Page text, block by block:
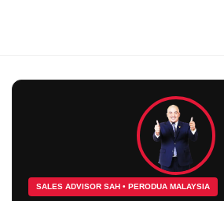
SALES ADVISOR SAH • PERODUA MALAYSIA